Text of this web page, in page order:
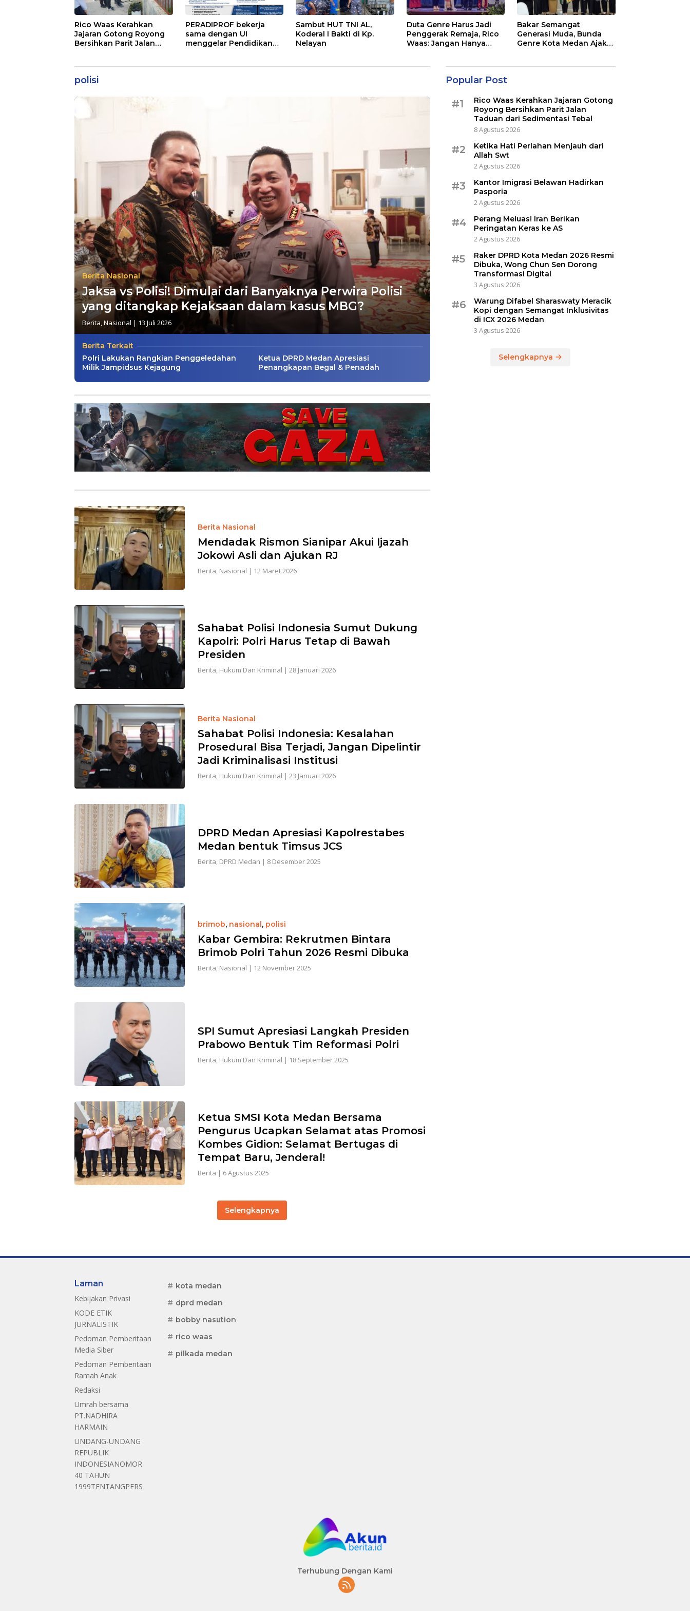
Rico Waas Kerahkan
Jajaran Gotong Royong
Bersihkan Parit Jalan
PERADIPROF bekerja
sama dengan UI
menggelar Pendidikan
Sambut HUT TNI AL,
Koderal I Bakti di Kp.
Nelayan
Duta Genre Harus Jadi
Penggerak Remaja, Rico
Waas: Jangan Hanya
Bakar Semangat
Generasi Muda, Bunda
Genre Kota Medan Ajak
polisi
Berita Nasional
Jaksa vs Polisi! Dimulai dari Banyaknya Perwira Polisi
yang ditangkap Kejaksaan dalam kasus MBG?
Berita,Nasional | 13 Juli 2026
Berita Terkait
Polri Lakukan Rangkian Penggeledahan
Milik Jampidsus Kejagung
Ketua DPRD Medan Apresiasi
Penangkapan Begal & Penadah
Berita Nasional
Mendadak Rismon Sianipar Akui Ijazah
Jokowi Asli dan Ajukan RJ
Berita, Nasional | 12 Maret 2026
Sahabat Polisi Indonesia Sumut Dukung
Kapolri: Polri Harus Tetap di Bawah
Presiden
Berita, Hukum Dan Kriminal | 28 Januari 2026
Berita Nasional
Sahabat Polisi Indonesia: Kesalahan
Prosedural Bisa Terjadi, Jangan Dipelintir
Jadi Kriminalisasi Institusi
Berita, Hukum Dan Kriminal | 23 Januari 2026
DPRD Medan Apresiasi Kapolrestabes
Medan bentuk Timsus JCS
Berita, DPRD Medan | 8 Desember 2025
brimob, nasional, polisi
Kabar Gembira: Rekrutmen Bintara
Brimob Polri Tahun 2026 Resmi Dibuka
Berita, Nasional | 12 November 2025
SPI Sumut Apresiasi Langkah Presiden
Prabowo Bentuk Tim Reformasi Polri
Berita, Hukum Dan Kriminal | 18 September 2025
Ketua SMSI Kota Medan Bersama
Pengurus Ucapkan Selamat atas Promosi
Kombes Gidion: Selamat Bertugas di
Tempat Baru, Jenderal!
Berita | 6 Agustus 2025
Selengkapnya
Popular Post
#1
Rico Waas Kerahkan Jajaran Gotong
Royong Bersihkan Parit Jalan
Taduan dari Sedimentasi Tebal
8 Agustus 2026
#2
Ketika Hati Perlahan Menjauh dari
Allah Swt
2 Agustus 2026
#3
Kantor Imigrasi Belawan Hadirkan
Pasporia
2 Agustus 2026
#4
Perang Meluas! Iran Berikan
Peringatan Keras ke AS
2 Agustus 2026
#5
Raker DPRD Kota Medan 2026 Resmi
Dibuka, Wong Chun Sen Dorong
Transformasi Digital
3 Agustus 2026
#6
Warung Difabel Sharaswaty Meracik
Kopi dengan Semangat Inklusivitas
di ICX 2026 Medan
3 Agustus 2026
Selengkapnya
Laman
Kebijakan Privasi
KODE ETIK
JURNALISTIK
Pedoman Pemberitaan
Media Siber
Pedoman Pemberitaan
Ramah Anak
Redaksi
Umrah bersama
PT.NADHIRA
HARMAIN
UNDANG-UNDANG
REPUBLIK
INDONESIANOMOR
40 TAHUN
1999TENTANGPERS
kota medan
dprd medan
bobby nasution
rico waas
pilkada medan
Terhubung Dengan Kami